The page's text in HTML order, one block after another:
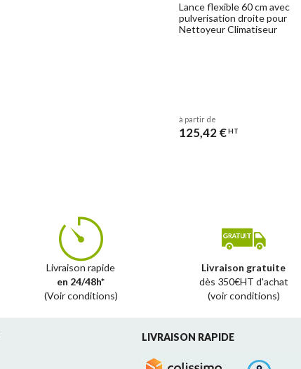
Lance flexible 60 cm avec
pulverisation droite pour
Nettoyeur Climatiseur
à partir de
125,42 €HT
Livraison rapide
en 24/48h*
(Voir conditions)
Livraison gratuite
dès 350€HT d'achat
(voir conditions)
LIVRAISON RAPIDE